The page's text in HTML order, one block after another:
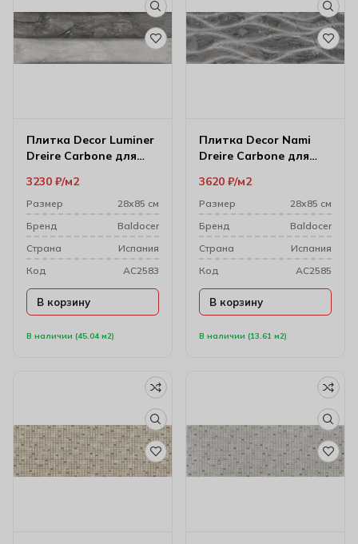
Плитка Decor Luminer
Dreire Carbone для
28х85 см
В наличии (45.04 м2)
3230 ₽ м2
Размер
28х85 см
Бренд
Baldocer
Cтрана
Испания
Код
AC2583
В корзину
Плитка Decor Nami
Dreire Carbone для
В наличии (13.61 м2)
3620 ₽ м2
Размер
28х85 см
Бренд
Baldocer
Cтрана
Испания
Код
AC2585
В корзину